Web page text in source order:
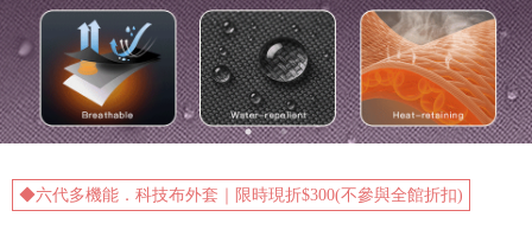
◆六代多機能．科技布外套｜限時現折$300(不參與全館折扣)